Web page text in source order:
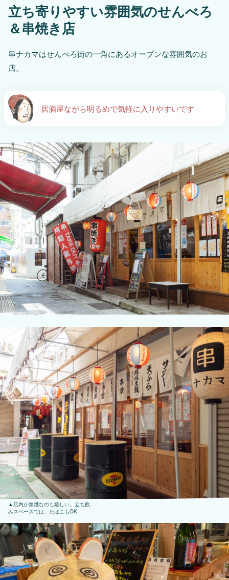
立ち寄りやすい雰囲気のせんべろ
＆串焼き店
串ナカマはせんべろ街の一角にあるオープンな雰囲気のお
店。
居酒屋ながら明るめで気軽に入りやすいです
店内が禁煙なのも嬉しい。立ち飲
みスペースでは、たばこもOK